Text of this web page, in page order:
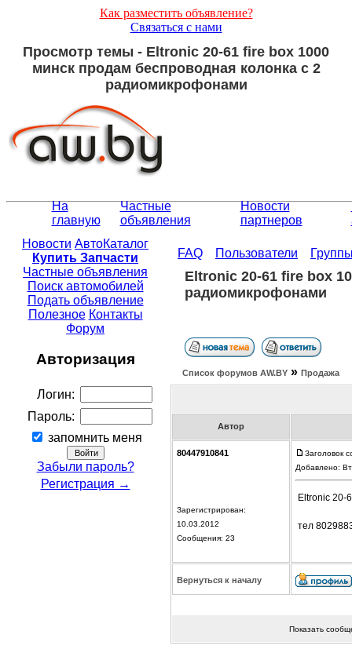
Как разместить объявление?
Связаться с нами
Просмотр темы - Eltronic 20-61 fire box 1000
минск продам беспроводная колонка с 2
радиомикрофонами
На
главную
Частные
объявления
Новости
партнеров
Новости АвтоКаталог
Купить Запчасти
Частные объявления
Поиск автомобилей
Подать объявление
Полезное Контакты
Форум
Авторизация
Логин:
Пароль:
запомнить меня
Забыли пароль?
Регистрация →
FAQ Пользователи
Eltronic 20-61 fire box
радиомикрофонами
Список форумов АW.BY » Продажа
Автор
80447910841
Зарегистрирован:
10.03.2012
Сообщения: 23
Заголовок
Добавлено:
Eltronic 20-
тел
Вернуться к началу
Показать